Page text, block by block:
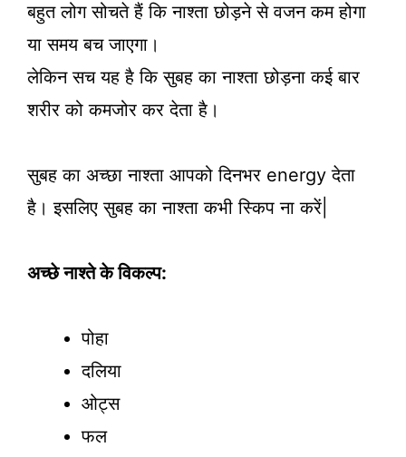
बहुत लोग सोचते हैं कि नाश्ता छोड़ने से वजन कम होगा
या समय बच जाएगा।
लेकिन सच यह है कि सुबह का नाश्ता छोड़ना कई बार
शरीर को कमजोर कर देता है।
सुबह का अच्छा नाश्ता आपको दिनभर energy देता
है। इसलिए सुबह का नाश्ता कभी स्किप ना करें|
अच्छे नाश्ते के विकल्प:
पोहा
दलिया
ओट्स
फल